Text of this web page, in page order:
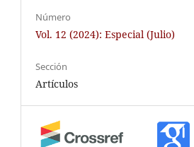
Número
Vol. 12 (2024): Especial (Julio)
Sección
Artículos